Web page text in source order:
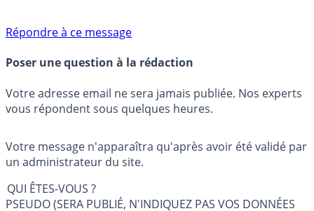
Répondre à ce message
Poser une question à la rédaction
Votre adresse email ne sera jamais publiée. Nos experts
vous répondent sous quelques heures.
Votre message n'apparaîtra qu'après avoir été validé par
un administrateur du site.
QUI ÊTES-VOUS ?
PSEUDO (SERA PUBLIÉ, N'INDIQUEZ PAS VOS DONNÉES